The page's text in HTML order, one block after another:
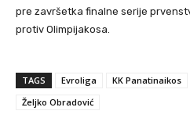
pre završetka finalne serije
protiv Olimpijakosa.
TAGS Evroliga KK Panatinaikos
Željko Obradović